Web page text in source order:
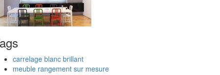
carrelage blanc brillant
meuble rangement sur mesure